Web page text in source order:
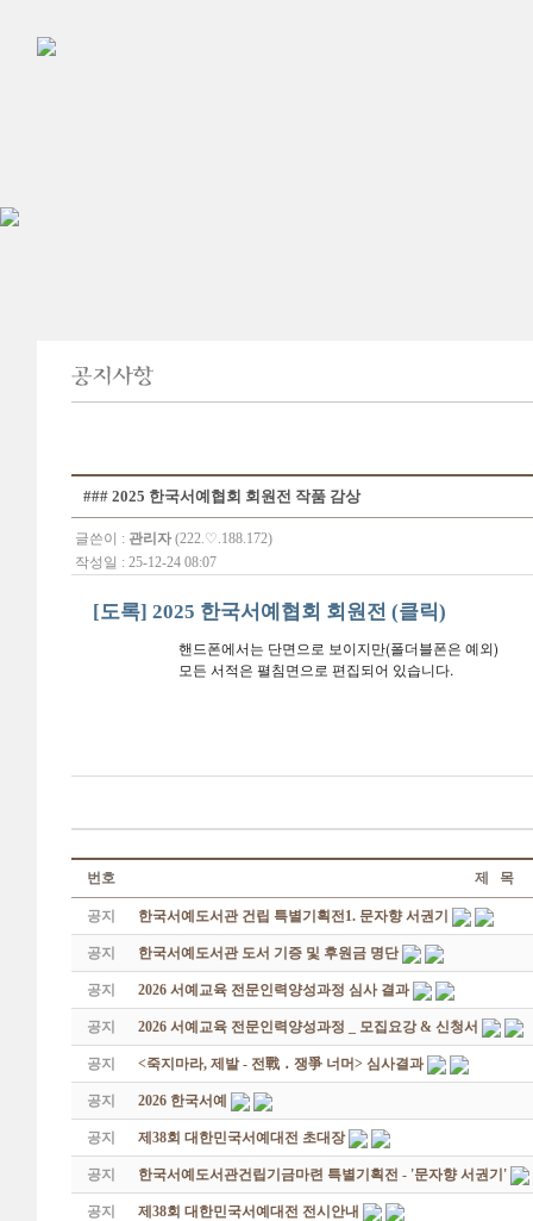
### 2025 한국서예협회 회원전 작품 감상
글쓴이 : 관리자 (222.♡.188.172)
작성일 : 25-12-24 08:07
[도록] 2025 한국서예협회 회원전 (클릭)
핸드폰에서는 단면으로 보이지만(폴더블폰은 예외)
모든 서적은 펼침면으로 편집되어 있습니다.
번호 제 목
공지 한국서예도서관 건립 특별기획전1. 문자향 서권기
공지 한국서예도서관 도서 기증 및 후원금 명단
공지 2026 서예교육 전문인력양성과정 심사 결과
공지 2026 서예교육 전문인력양성과정 _ 모집요강 & 신청서
공지 <죽지마라, 제발 - 전戰 ․ 쟁爭 너머> 심사결과
공지 2026 한국서예
공지 제38회 대한민국서예대전 초대장
공지 한국서예도서관건립기금마련 특별기획전 - '문자향 서권기'
공지 제38회 대한민국서예대전 전시안내